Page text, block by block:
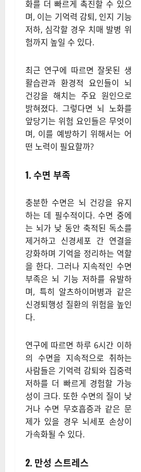
뇌 노화를 앞당기는
위험 요인들
나이가 들수록 신체 뿐만 아니
라 뇌도 자연스럽게 노화하게
된다. 그러나 일부 요인은 뇌 노
화를 더 빠르게 촉진할 수 있으
며, 이는 기억력 감퇴, 인지 기능
저하, 심각할 경우 치매 발병 위
험까지 높일 수 있다.
최근 연구에 따르면 잘못된 생
건강을 해치는 주요 원인으로
밝혀졌다. 그렇다면 뇌 노화를
앞당기는 위험 요인들은 무엇이
며, 이를 예방하기 위해서는 어
떤 노력이 필요할까?
1. 수면 부족
충분한 수면은 뇌 건강을 유지
하는 데 필수적이다. 수면 중에
제거하고 신경세포 간 연결을
강화하며 기억을 정리하는 역할
을 한다. 그러나 지속적인 수면
부족은 뇌 기능 저하를 유발하
며, 특히 알츠하이머병과 같은
신경퇴행성 질환의 위험을 높인
다.
의 수면을 지속적으로 취하는